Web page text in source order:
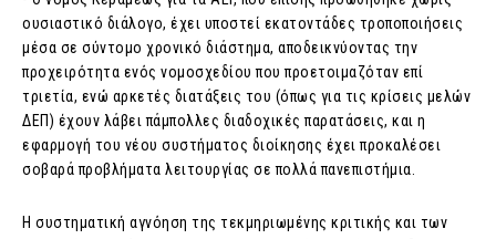
ουσιαστικό διάλογο, έχει υποστεί εκατοντάδες τροποποιήσεις
μέσα σε σύντομο χρονικό διάστημα, αποδεικνύοντας την
προχειρότητα ενός νομοσχεδίου που προετοιμαζόταν επί
τριετία, ενώ αρκετές διατάξεις του (όπως για τις κρίσεις μελών
ΔΕΠ) έχουν λάβει πάμπολλες διαδοχικές παρατάσεις, και η
εφαρμογή του νέου συστήματος διοίκησης έχει προκαλέσει
σοβαρά προβλήματα λειτουργίας σε πολλά πανεπιστήμια.
Η συστηματική αγνόηση της τεκμηριωμένης κριτικής και των